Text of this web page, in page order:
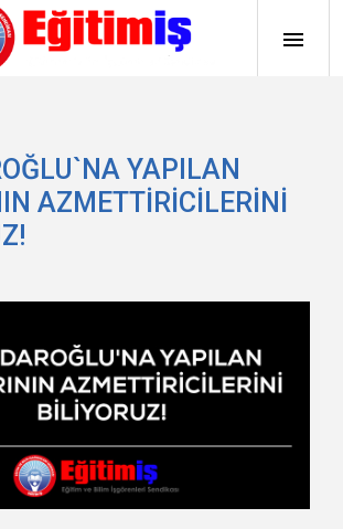
YAPILAN
AZMETTİRİCİLERİNİ